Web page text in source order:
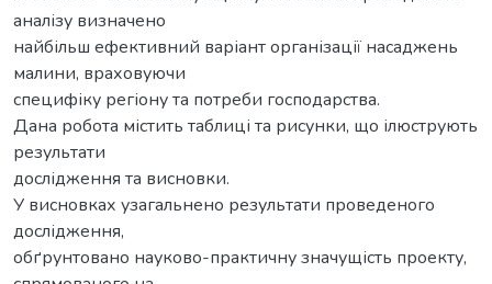
аналізу визначено
найбільш ефективний варіант організації насаджень
малини, враховуючи
специфіку регіону та потреби господарства.
Дана робота містить таблиці та рисунки, що ілюструють
результати
дослідження та висновки.
У висновках узагальнено результати проведеного
дослідження,
обґрунтовано науково-практичну значущість проекту,